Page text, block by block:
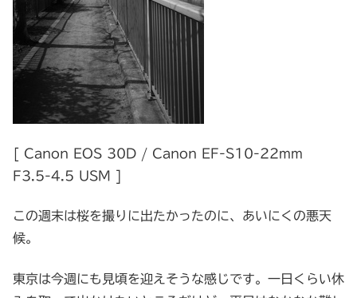
[ Canon EOS 30D / Canon EF-S10-22mm
F3.5-4.5 USM ]
この週末は桜を撮りに出たかったのに、あいにくの悪天
候。
東京は今週にも見頃を迎えそうな感じです。一日くらい休